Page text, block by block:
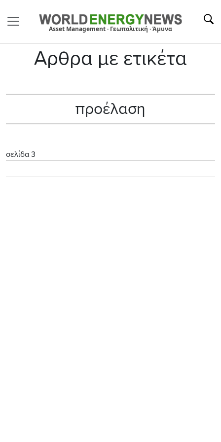
Asset Management · Γεωπολιτική · Άμυνα
Αρθρα με ετικέτα
προέλαση
σελίδα 3